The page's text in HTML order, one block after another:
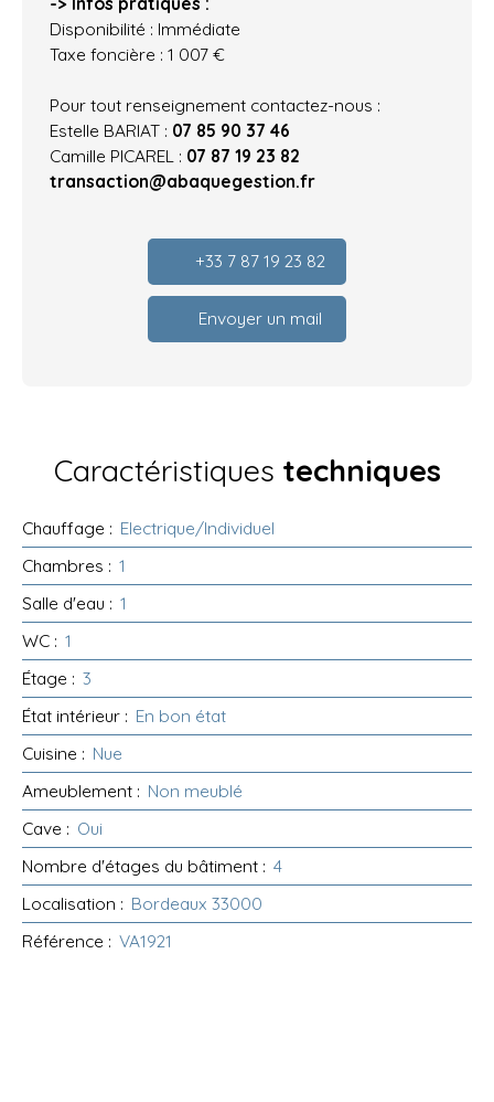
Disponibilité : Immédiate
Taxe foncière : 1 007 €
Pour tout renseignement contactez-nous :
Estelle BARIAT : 07 85 90 37 46
Camille PICAREL : 07 87 19 23 82
transaction@abaquegestion.fr
+33 7 87 19 23 82
Envoyer un mail
Caractéristiques techniques
Chauffage : Electrique/Individuel
Chambres : 1
Salle d'eau : 1
WC : 1
Étage : 3
État intérieur : En bon état
Cuisine : Nue
Ameublement : Non meublé
Cave : Oui
Nombre d'étages du bâtiment : 4
Localisation : Bordeaux 33000
Référence : VA1921